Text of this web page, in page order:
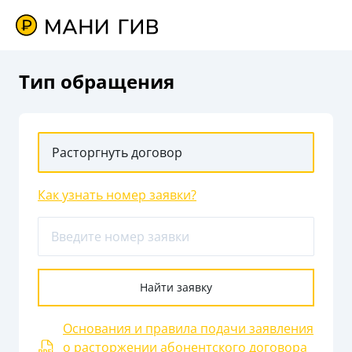
Тип обращения
Расторгнуть договор
Как узнать номер заявки?
Найти заявку
Основания и правила подачи заявления
о расторжении абонентского договора